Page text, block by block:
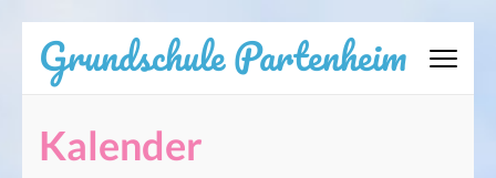
Inhalt
springen
drücken)
Grundschule Partenheim
Kalender